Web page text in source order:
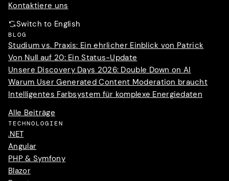
Kontaktiere uns
Switch to English
BLOG
Studium vs. Praxis: Ein ehrlicher Einblick von Patrick
Von Null auf 20: Ein Status-Update
Unsere Discovery Days 2026: Double Down on AI
Warum User Generated Content Moderation braucht
Intelligentes Farbsystem für komplexe Energiedaten
Alle Beiträge
TECHNOLOGIEN
.NET
Angular
PHP & Symfony
Blazor